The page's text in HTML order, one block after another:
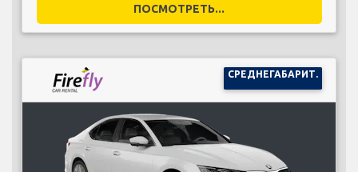
ПОСМОТРЕТЬ...
СРЕДНЕГАБАРИТ.